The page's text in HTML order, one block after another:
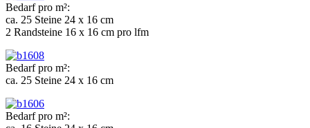
Bedarf pro m²:
ca. 25 Steine 24 x 16 cm
2 Randsteine 16 x 16 cm pro lfm
Bedarf pro m²:
ca. 25 Steine 24 x 16 cm
Bedarf pro m²: